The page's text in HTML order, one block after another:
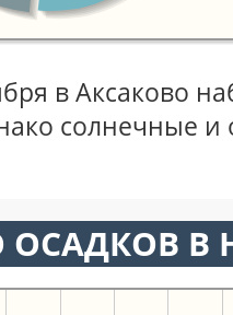
в Аксаково
солнечные
ОСАДКОВ В